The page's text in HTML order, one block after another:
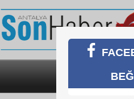
SON DAKİKA